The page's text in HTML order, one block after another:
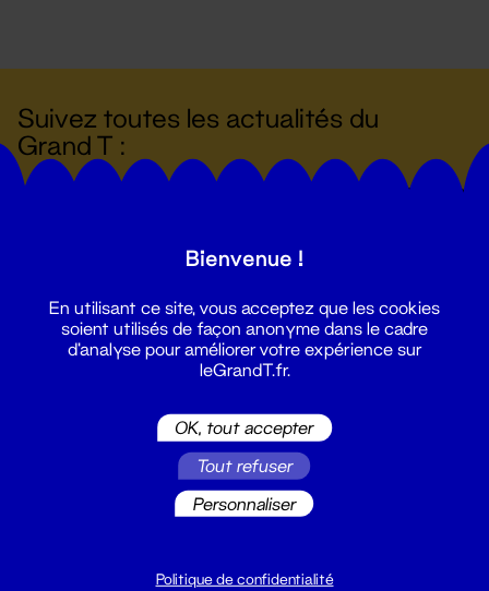
Suivez toutes les actualités du
Grand T :
billetterie@leGrandT.fr
Du lundi au vendredi 14h → 18h
Bienvenue !
En utilisant ce site, vous acceptez que les cookies
soient utilisés de façon anonyme dans le cadre
d'analyse pour améliorer votre expérience sur
leGrandT.fr.
OK, tout accepter
Tout refuser
Personnaliser
Politique de confidentialité